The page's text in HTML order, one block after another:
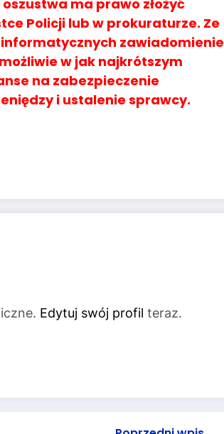
ma prawo złożyć
Policji lub w prokuraturze. Ze
zawiadomienie
w jak najkrótszym
na zabezpieczenie
i ustalenie sprawcy.
Edytuj swój profil teraz.